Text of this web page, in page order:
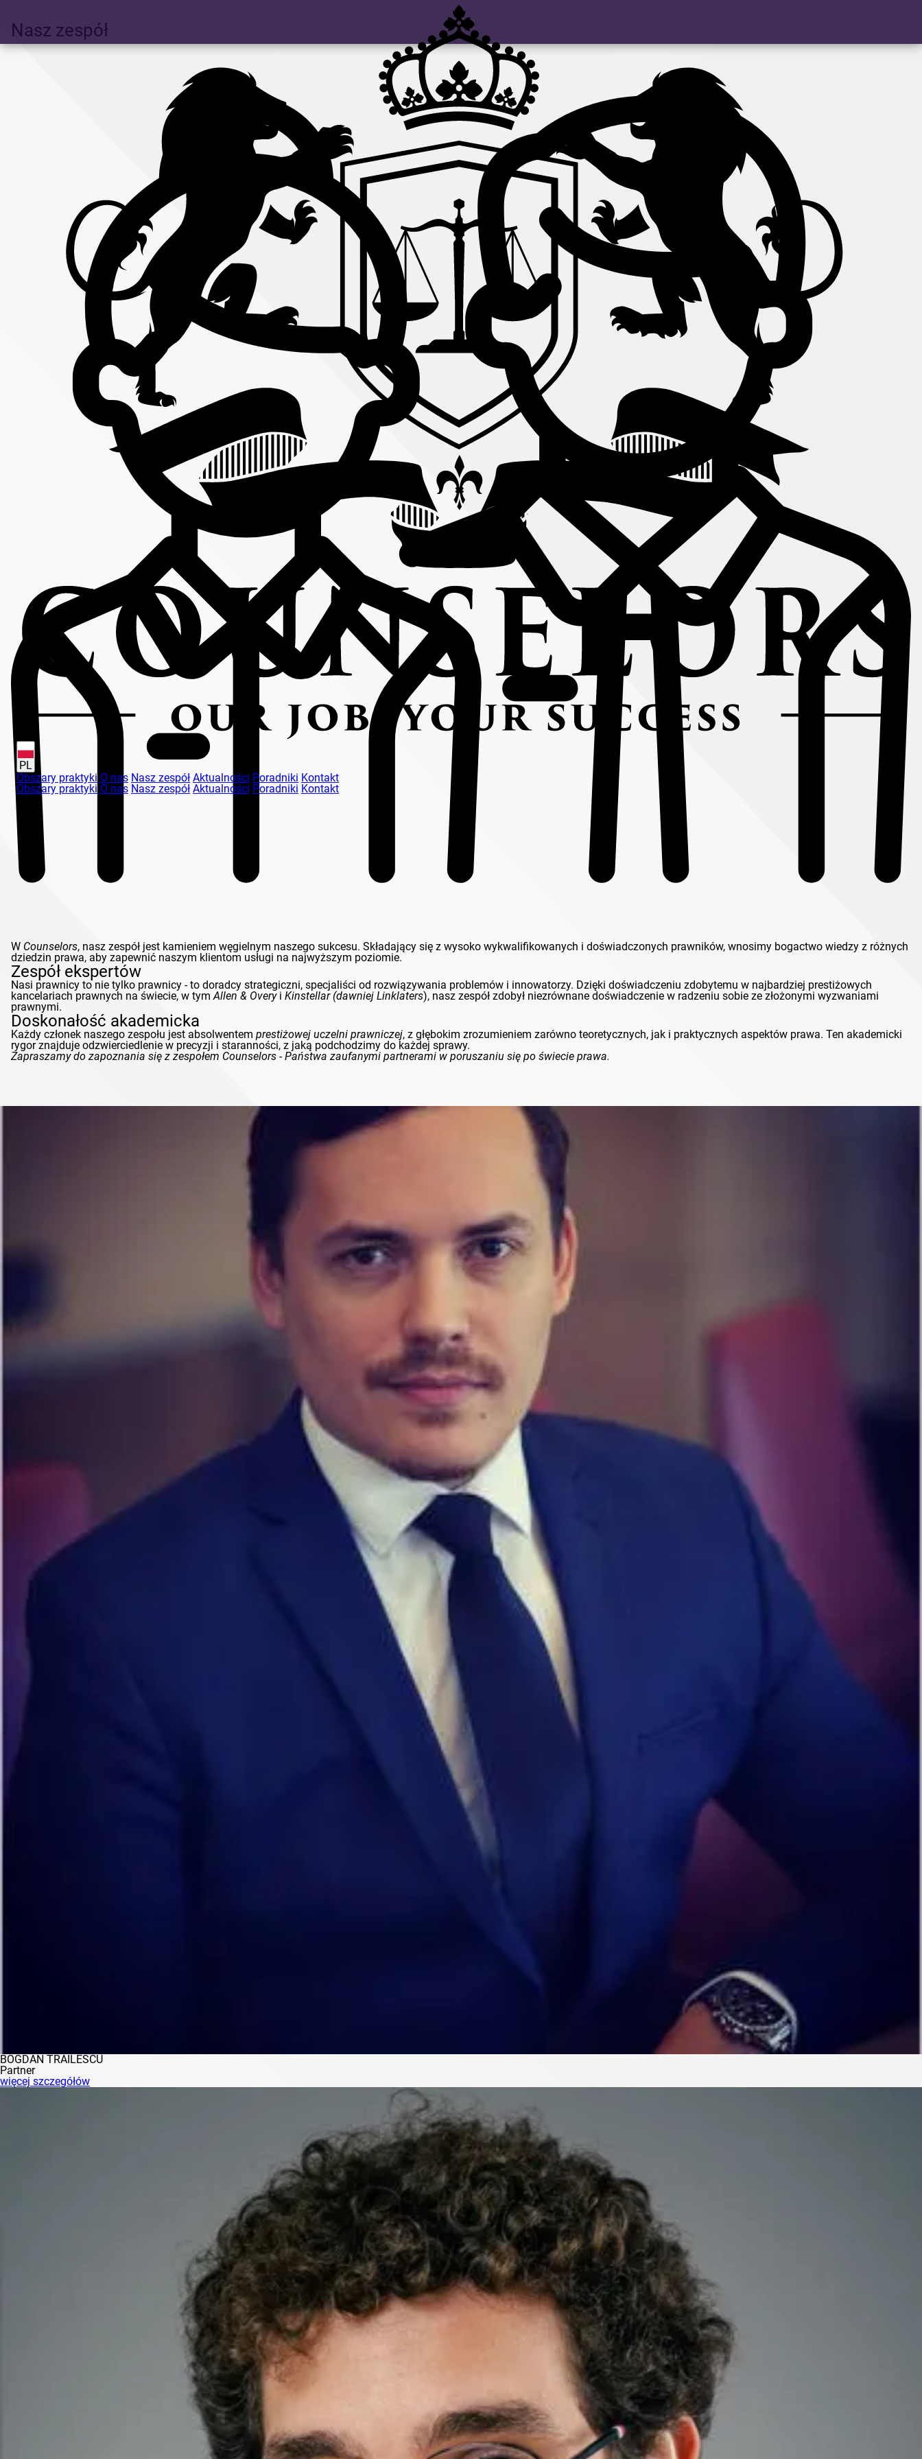
PL
Obszary praktyki O nas Nasz zespół Aktualności Poradniki Kontakt
Obszary praktyki O nas Nasz zespół Aktualności Poradniki Kontakt
Nasz zespół
W Counselors, nasz zespół jest kamieniem węgielnym naszego sukcesu. Składający się z wysoko wykwalifikowanych i doświadczonych prawników, wnosimy bogactwo wiedzy z różnych
dziedzin prawa, aby zapewnić naszym klientom usługi na najwyższym poziomie.
Zespół ekspertów
Nasi prawnicy to nie tylko prawnicy - to doradcy strategiczni, specjaliści od rozwiązywania problemów i innowatorzy. Dzięki doświadczeniu zdobytemu w najbardziej prestiżowych
kancelariach prawnych na świecie, w tymAllen & Overyi Kinstellar(dawniej Linklaters), nasz zespół zdobył niezrównane doświadczenie w radzeniu sobie ze złożonymi wyzwaniami
prawnymi.
Doskonałość akademicka
Każdy członek naszego zespołu jest absolwentem prestiżowej uczelni prawniczej, z głębokim zrozumieniem zarówno teoretycznych, jak i praktycznych aspektów prawa. Ten akademicki
rygor znajduje odzwierciedlenie w precyzji i staranności, z jaką podchodzimy do każdej sprawy.
Zapraszamy do zapoznania się z zespołem Counselors - Państwa zaufanymi partnerami w poruszaniu się po świecie prawa.
BOGDAN TRĂILESCU
Partner
więcej szczegółów